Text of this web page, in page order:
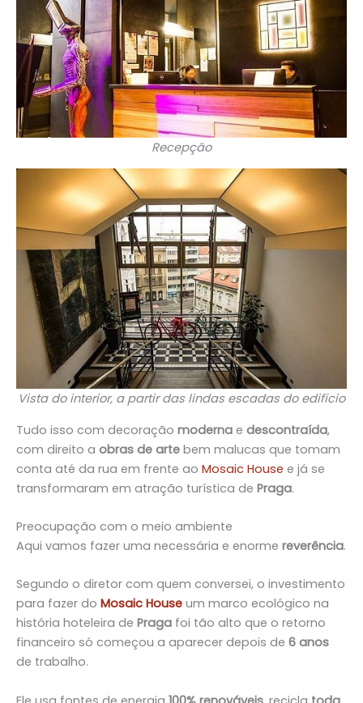
Recepção
Vista do interior, a partir das lindas escadas do edifício
Tudo isso com decoração moderna e descontraída,
com direito a obras de arte bem malucas que tomam
conta até da rua em frente ao Mosaic House e já se
transformaram em atração turística de Praga.
Preocupação com o meio ambiente
Aqui vamos fazer uma necessária e enorme reverência.
Segundo o diretor com quem conversei, o investimento
para fazer do Mosaic House um marco ecológico na
história hoteleira de Praga foi tão alto que o retorno
financeiro só começou a aparecer depois de 6 anos
de trabalho.